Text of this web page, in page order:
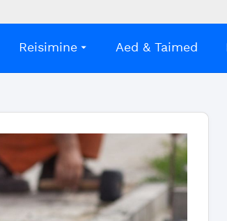
Reisimine Aed & Taimed